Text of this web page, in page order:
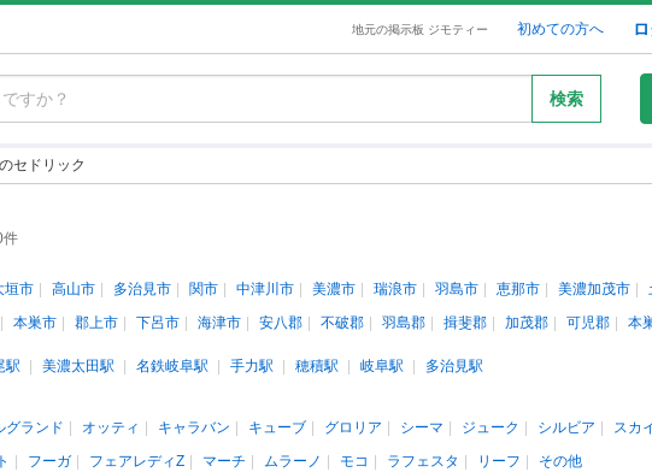
地元の掲示板 ジモティー 初めての方へ
検索
セドリック
件
垣市 高山市 多治見市 関市 中津川市 美濃市 瑞浪市 羽島市 恵那市 美濃加茂市
本巣市 郡上市 下呂市 海津市 安八郡 不破郡 羽島郡 揖斐郡 加茂郡 可児郡 本
駅 美濃太田駅 名鉄岐阜駅 手力駅 穂積駅 岐阜駅
多治見駅
グランド オッティ キャラバン キューブ グロリア シーマ ジューク シルビア スカ
フーガ フェアレディZ マーチ ムラーノ モコ ラフェスタ リーフ その他